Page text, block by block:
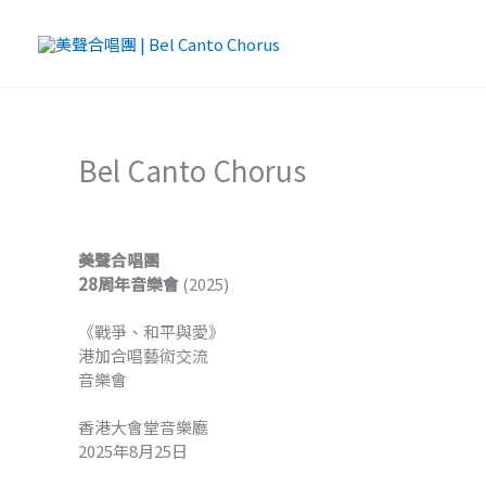
content
Bel Canto Chorus
美聲合唱團
28周年音樂會(2025)
《戰爭、和平與愛》
港加合唱藝術交流
音樂會
香港大會堂音樂廳
2025年8月25日